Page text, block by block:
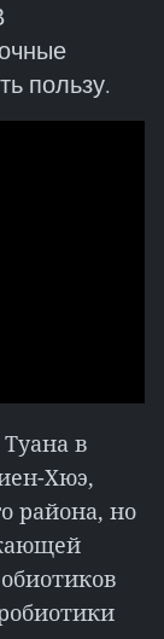
пользу.
в
Хюэ,
района, но